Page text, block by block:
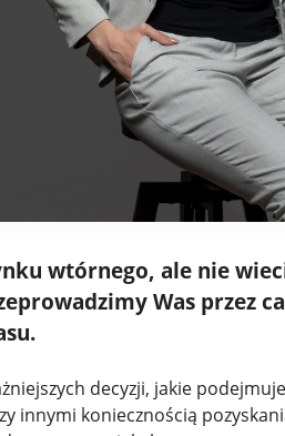
wtórnego, ale nie
Was przez
decyzji, jakie
innymi koniecznością